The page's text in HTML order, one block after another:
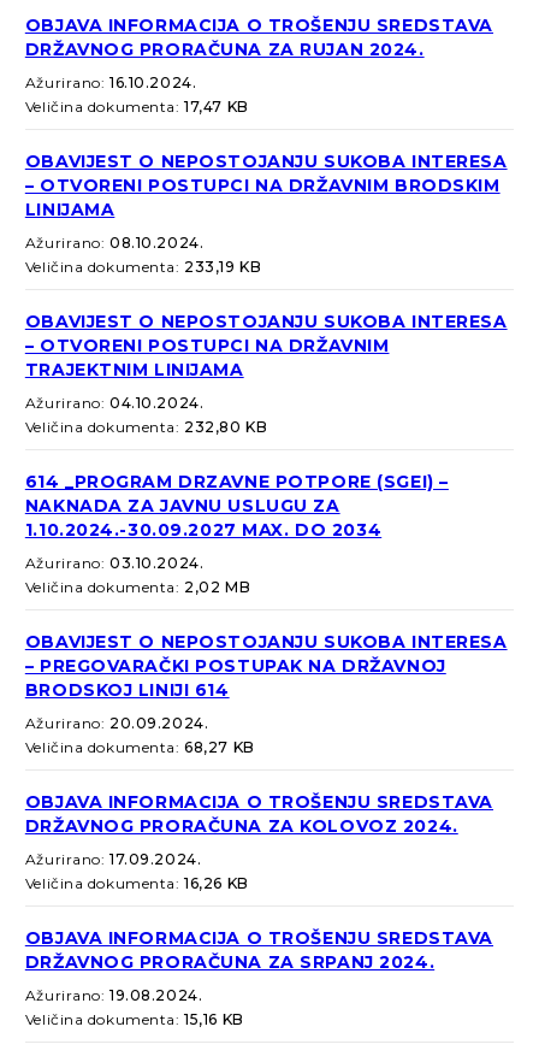
OBJAVA INFORMACIJA O TROŠENJU SREDSTAVA
DRŽAVNOG PRORAČUNA ZA RUJAN 2024.
Ažurirano:16.10.2024.
Veličina dokumenta:17,47 KB
OBAVIJEST O NEPOSTOJANJU SUKOBA INTERESA
– OTVORENI POSTUPCI NA DRŽAVNIM BRODSKIM
LINIJAMA
Ažurirano:08.10.2024.
Veličina dokumenta: 233,19 KB
OBAVIJEST O NEPOSTOJANJU SUKOBA INTERESA
– OTVORENI POSTUPCI NA DRŽAVNIM
TRAJEKTNIM LINIJAMA
Ažurirano:04.10.2024.
Veličina dokumenta: 232,80 KB
614 _PROGRAM DRZAVNE POTPORE (SGEI) –
NAKNADA ZA JAVNU USLUGU ZA
1.10.2024.-30.09.2027 MAX. DO 2034
Ažurirano:03.10.2024.
Veličina dokumenta: 2,02 MB
OBAVIJEST O NEPOSTOJANJU SUKOBA INTERESA
– PREGOVARAČKI POSTUPAK NA DRŽAVNOJ
BRODSKOJ LINIJI 614
Ažurirano: 20.09.2024.
Veličina dokumenta:68,27 KB
OBJAVA INFORMACIJA O TROŠENJU SREDSTAVA
DRŽAVNOG PRORAČUNA ZA KOLOVOZ 2024.
Ažurirano:17.09.2024.
Veličina dokumenta:16,26 KB
OBJAVA INFORMACIJA O TROŠENJU SREDSTAVA
DRŽAVNOG PRORAČUNA ZA SRPANJ 2024.
Ažurirano:19.08.2024.
Veličina dokumenta:15,16 KB